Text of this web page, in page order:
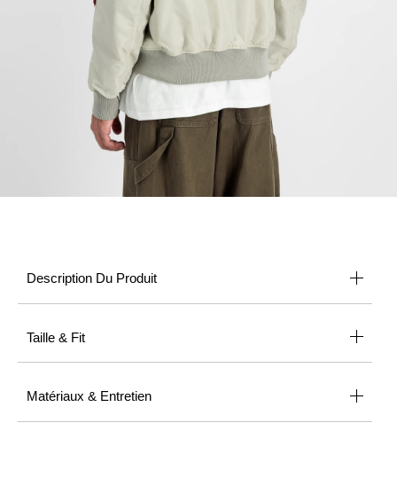
Description Du Produit
Taille & Fit
Matériaux & Entretien